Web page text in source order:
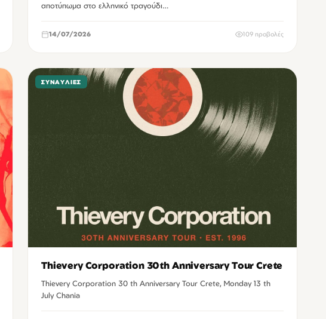
αποτύπωμα στο ελληνικό τραγούδι…
14/07/2026 109 προβολές
ΣΥΝΑΥΛΊΕΣ
Thievery Corporation 30th Anniversary Tour Crete
Thievery Corporation 30 th Anniversary Tour Crete, Monday 13 th
July Chania